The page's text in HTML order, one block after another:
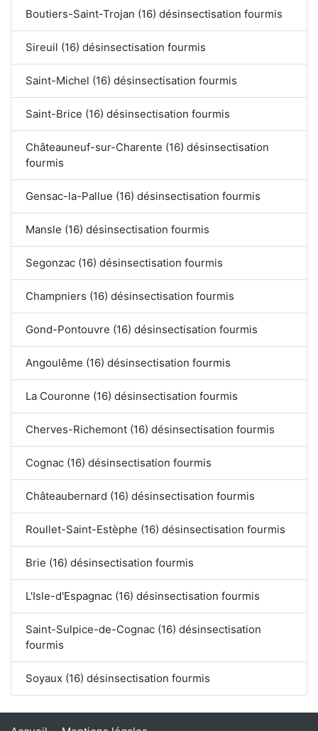
Boutiers-Saint-Trojan (16) désinsectisation fourmis
Sireuil (16) désinsectisation fourmis
Saint-Michel (16) désinsectisation fourmis
Saint-Brice (16) désinsectisation fourmis
Châteauneuf-sur-Charente (16) désinsectisation
fourmis
Gensac-la-Pallue (16) désinsectisation fourmis
Mansle (16) désinsectisation fourmis
Segonzac (16) désinsectisation fourmis
Champniers (16) désinsectisation fourmis
Gond-Pontouvre (16) désinsectisation fourmis
Angoulême (16) désinsectisation fourmis
La Couronne (16) désinsectisation fourmis
Cherves-Richemont (16) désinsectisation fourmis
Cognac (16) désinsectisation fourmis
Châteaubernard (16) désinsectisation fourmis
Roullet-Saint-Estèphe (16) désinsectisation fourmis
Brie (16) désinsectisation fourmis
L'Isle-d'Espagnac (16) désinsectisation fourmis
Saint-Sulpice-de-Cognac (16) désinsectisation
fourmis
Soyaux (16) désinsectisation fourmis